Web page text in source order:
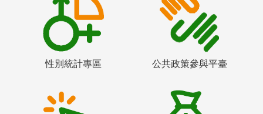
性別統計專區 公共政策參與平臺